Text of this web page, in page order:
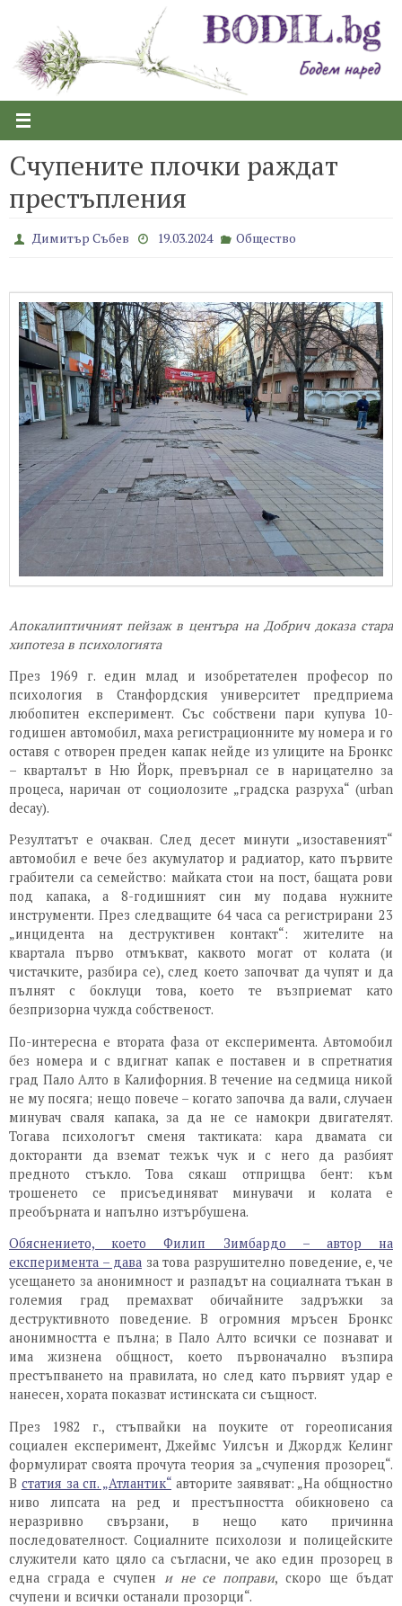
content
Счупените плочки раждат
престъпления
Димитър Събев 19.03.2024 Общество
Апокалиптичният пейзаж в центъра на Добрич доказа стара
хипотеза в психологията
През 1969 г. един млад и изобретателен професор по
психология в Станфордския университет предприема
любопитен експеримент. Със собствени пари купува 10-
годишен автомобил, маха регистрационните му номера и го
оставя с отворен преден капак нейде из улиците на Бронкс
– кварталът в Ню Йорк, превърнал се в нарицателно за
процеса, наричан от социолозите „градска разруха“ (urban
decay).
Резултатът е очакван. След десет минути „изоставеният“
автомобил е вече без акумулатор и радиатор, като първите
грабители са семейство: майката стои на пост, бащата рови
под капака, а 8-годишният син му подава нужните
инструменти. През следващите 64 часа са регистрирани 23
„инцидента на деструктивен контакт“: жителите на
квартала първо отмъкват, каквото могат от колата (и
чистачките, разбира се), след което започват да чупят и да
пълнят с боклуци това, което те възприемат като
безпризорна чужда собственост.
По-интересна е втората фаза от експеримента. Автомобил
без номера и с вдигнат капак е поставен и в спретнатия
град Пало Алто в Калифорния. В течение на седмица никой
не му посяга; нещо повече – когато започва да вали, случаен
минувач сваля капака, за да не се намокри двигателят.
Тогава психологът сменя тактиката: кара двамата си
докторанти да вземат тежък чук и с него да разбият
предното стъкло. Това сякаш отприщва бент: към
трошенето се присъединяват минувачи и колата е
преобърната и напълно изтърбушена.
Обяснението, което Филип Зимбардо – автор на
експеримента – дава за това разрушително поведение, е, че
усещането за анонимност и разпадът на социалната тъкан в
големия град премахват обичайните задръжки за
деструктивното поведение. В огромния мръсен Бронкс
анонимността е пълна; в Пало Алто всички се познават и
има жизнена общност, което първоначално възпира
престъпването на правилата, но след като първият удар е
нанесен, хората показват истинската си същност.
През 1982 г., стъпвайки на поуките от гореописания
социален експеримент, Джеймс Уилсън и Джордж Келинг
формулират своята прочута теория за „счупения прозорец“.
В статия за сп. „Атлантик“ авторите заявяват: „На общностно
ниво липсата на ред и престъпността обикновено са
неразривно свързани, в нещо като причинна
последователност. Социалните психолози и полицейските
служители като цяло са съгласни, че ако един прозорец в
една сграда е счупен
и не се поправи, скоро ще бъдат
счупени и всички останали прозорци“.